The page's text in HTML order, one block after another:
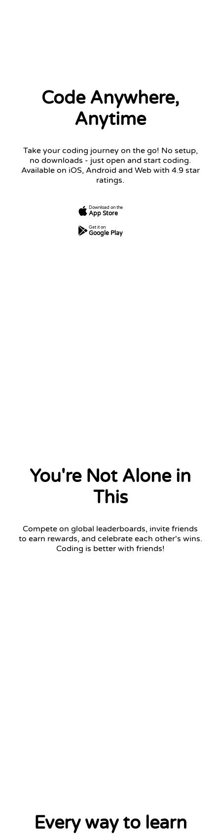
Code Anywhere,
Anytime
Take your coding journey on the go! No setup,
no downloads - just open and start coding.
Available on iOS, Android and Web with 4.9 star
ratings.
Download on the
App Store
Get it on
Google Play
You're Not Alone in
This
Compete on global leaderboards, invite friends
to earn rewards, and celebrate each other's wins.
Coding is better with friends!
Every way to learn